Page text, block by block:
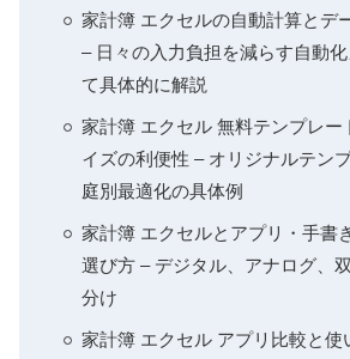
家計簿 エクセルの自動計算とデ
– 日々の入力負担を減らす自動
て具体的に解説
家計簿 エクセル 無料テンプレー
イズの利便性 – オリジナルテン
庭別最適化の具体例
家計簿 エクセルとアプリ・手書
選び方 – デジタル、アナログ、
分け
家計簿 エクセル アプリ比較と使